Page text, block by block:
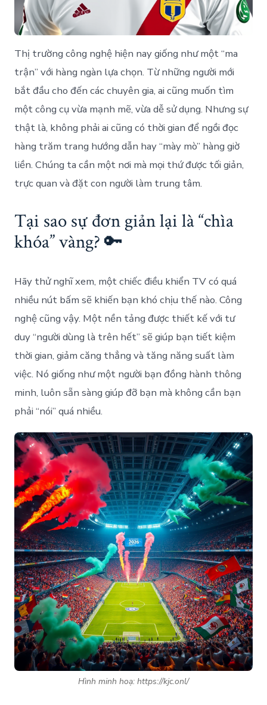
Thị trường công nghệ hiện nay giống như một “ma
trận” với hàng ngàn lựa chọn. Từ những người mới
bắt đầu cho đến các chuyên gia, ai cũng muốn tìm
một công cụ vừa mạnh mẽ, vừa dễ sử dụng. Nhưng sự
thật là, không phải ai cũng có thời gian để ngồi đọc
hàng trăm trang hướng dẫn hay “mày mò” hàng giờ
liền. Chúng ta cần một nơi mà mọi thứ được tối giản,
trực quan và đặt con người làm trung tâm.
Tại sao sự đơn giản lại là “chìa
khóa” vàng? 🔑
Hãy thử nghĩ xem, một chiếc điều khiển TV có quá
nhiều nút bấm sẽ khiến bạn khó chịu thế nào. Công
nghệ cũng vậy. Một nền tảng được thiết kế với tư
duy “người dùng là trên hết” sẽ giúp bạn tiết kiệm
thời gian, giảm căng thẳng và tăng năng suất làm
việc. Nó giống như một người bạn đồng hành thông
minh, luôn sẵn sàng giúp đỡ bạn mà không cần bạn
phải “nói” quá nhiều.
Hình minh hoạ: https://kjc.onl/